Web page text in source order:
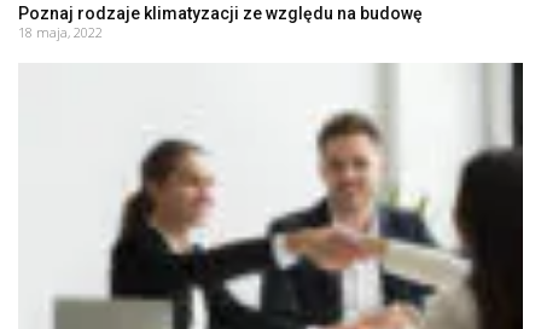
Poznaj rodzaje klimatyzacji ze względu na budowę
18 maja, 2022